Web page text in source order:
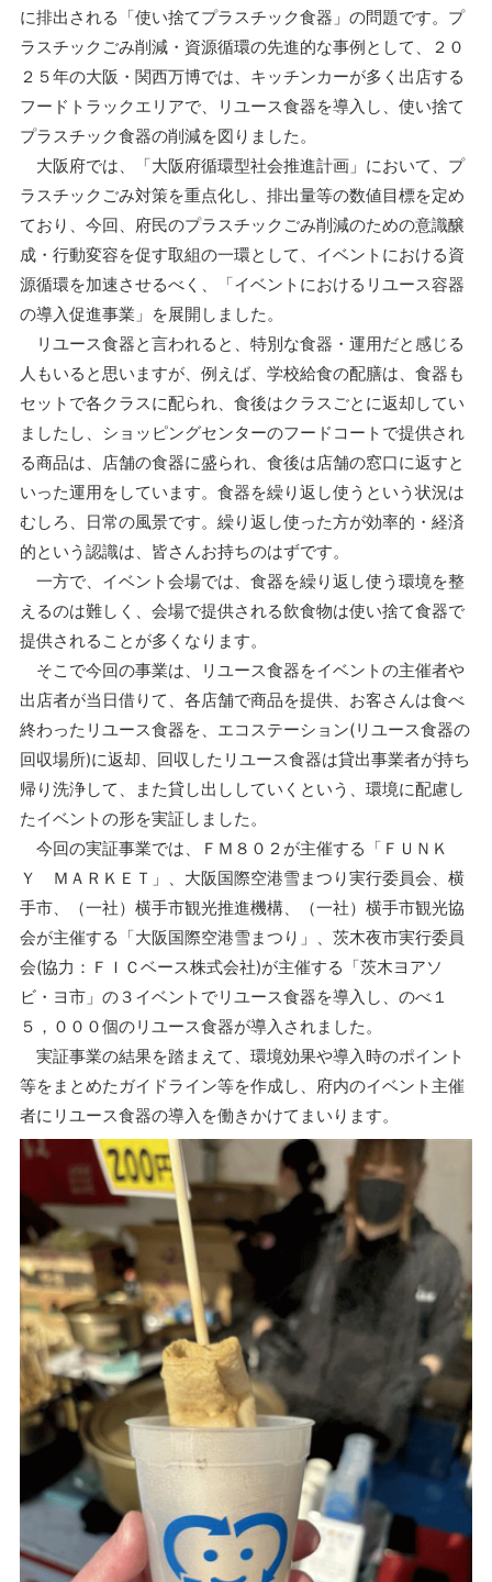
に排出される「使い捨てプラスチック食器」の問題です。プ
ラスチックごみ削減・資源循環の先進的な事例として、２０
２５年の大阪・関西万博では、キッチンカーが多く出店する
フードトラックエリアで、リユース食器を導入し、使い捨て
プラスチック食器の削減を図りました。
大阪府では、「大阪府循環型社会推進計画」において、プ
ラスチックごみ対策を重点化し、排出量等の数値目標を定め
ており、今回、府民のプラスチックごみ削減のための意識醸
成・行動変容を促す取組の一環として、イベントにおける資
源循環を加速させるべく、「イベントにおけるリユース容器
の導入促進事業」を展開しました。
リユース食器と言われると、特別な食器・運用だと感じる
人もいると思いますが、例えば、学校給食の配膳は、食器も
セットで各クラスに配られ、食後はクラスごとに返却してい
ましたし、ショッピングセンターのフードコートで提供され
る商品は、店舗の食器に盛られ、食後は店舗の窓口に返すと
いった運用をしています。食器を繰り返し使うという状況は
むしろ、日常の風景です。繰り返し使った方が効率的・経済
的という認識は、皆さんお持ちのはずです。
一方で、イベント会場では、食器を繰り返し使う環境を整
えるのは難しく、会場で提供される飲食物は使い捨て食器で
提供されることが多くなります。
そこで今回の事業は、リユース食器をイベントの主催者や
出店者が当日借りて、各店舗で商品を提供、お客さんは食べ
終わったリユース食器を、エコステーション(リユース食器の
回収場所)に返却、回収したリユース食器は貸出事業者が持ち
帰り洗浄して、また貸し出ししていくという、環境に配慮し
たイベントの形を実証しました。
今回の実証事業では、ＦＭ８０２が主催する「ＦＵＮＫ
Ｙ ＭＡＲＫＥＴ」、大阪国際空港雪まつり実行委員会、横
手市、（一社）横手市観光推進機構、（一社）横手市観光協
会が主催する「大阪国際空港雪まつり」、茨木夜市実行委員
会(協力：ＦＩＣベース株式会社)が主催する「茨木ヨアソ
ビ・ヨ市」の３イベントでリユース食器を導入し、のべ１
５，０００個のリユース食器が導入されました。
実証事業の結果を踏まえて、環境効果や導入時のポイント
等をまとめたガイドライン等を作成し、府内のイベント主催
者にリユース食器の導入を働きかけてまいります。